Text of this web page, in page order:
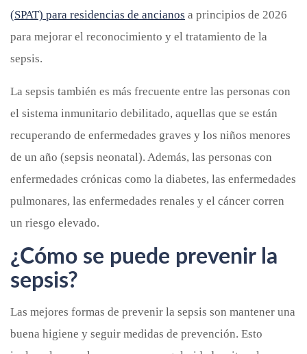
(SPAT) para residencias de ancianos a principios de 2026
para mejorar el reconocimiento y el tratamiento de la
sepsis.
La sepsis también es más frecuente entre las personas con
el sistema inmunitario debilitado, aquellas que se están
recuperando de enfermedades graves y los niños menores
de un año (sepsis neonatal). Además, las personas con
enfermedades crónicas como la diabetes, las enfermedades
pulmonares, las enfermedades renales y el cáncer corren
un riesgo elevado.
¿Cómo se puede prevenir la
sepsis?
Las mejores formas de prevenir la sepsis son mantener una
buena higiene y seguir medidas de prevención. Esto